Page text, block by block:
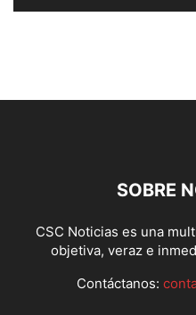
SOBRE
CSC Noticias es una
objetiva, veraz e
Contáctanos: